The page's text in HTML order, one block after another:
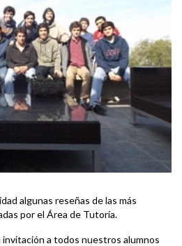
algunas reseñas de las más
por el Área de Tutoría.
a todos nuestros alumnos